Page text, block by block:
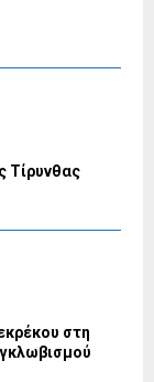
Τίρυνθας
στη